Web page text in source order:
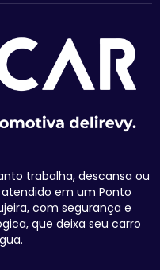
trabalha, descansa ou
em um Ponto
com segurança e
que deixa seu carro